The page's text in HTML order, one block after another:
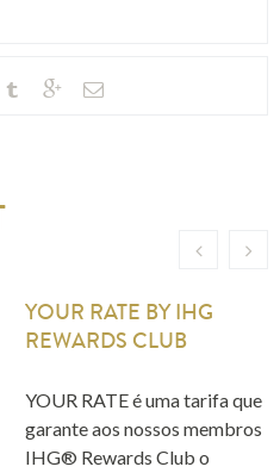
YOUR RATE BY IHG
REWARDS CLUB
YOUR RATE é uma tarifa que
garante aos nossos membros
IHG® Rewards Club o